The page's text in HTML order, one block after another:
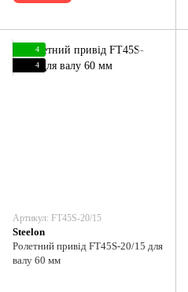
4
4
Артикул: FT45S-20/15
Steelon
Ролетний привід FT45S-20/15 для
валу 60 мм